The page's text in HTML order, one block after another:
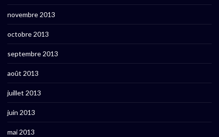
novembre 2013
octobre 2013
septembre 2013
août 2013
juillet 2013
juin 2013
mai 2013